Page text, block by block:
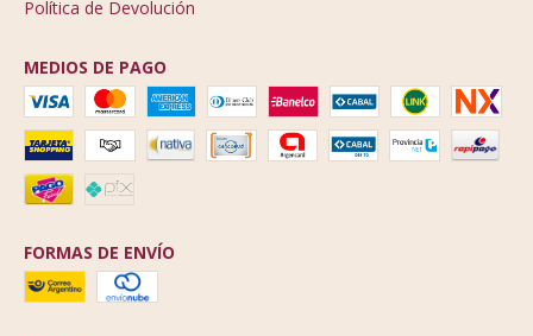
Política de Devolución
MEDIOS DE PAGO
FORMAS DE ENVÍO